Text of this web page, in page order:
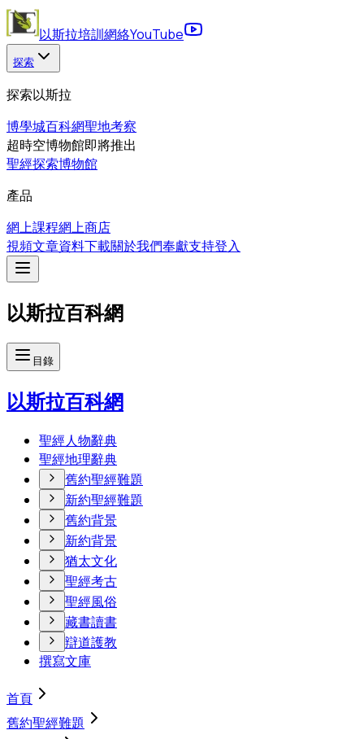
以斯拉培訓網絡YouTube
探索
探索以斯拉
博學城百科網聖地考察
超時空博物館即將推出
聖經探索博物館
產品
網上課程網上商店
視頻文章資料下載關於我們奉獻支持登入
以斯拉百科網
目錄
以斯拉百科網
聖經人物辭典
聖經地理辭典
舊約聖經難題
新約聖經難題
舊約背景
新約背景
猶太文化
聖經考古
聖經風俗
藏書讀書
辯道護教
撰寫文庫
首頁
舊約聖經難題